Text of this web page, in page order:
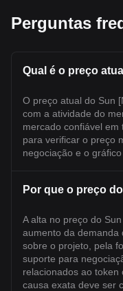
Perguntas
Qual é o preço
O preço atual do Sun
com a atividade do
mercado confiável em
para verificar o preço
negociação e o gráfico
Por que o preço
A alta no preço do
aumento da demanda
sobre o projeto, pela
suporte para
relacionados ao token
causa exata deve ser